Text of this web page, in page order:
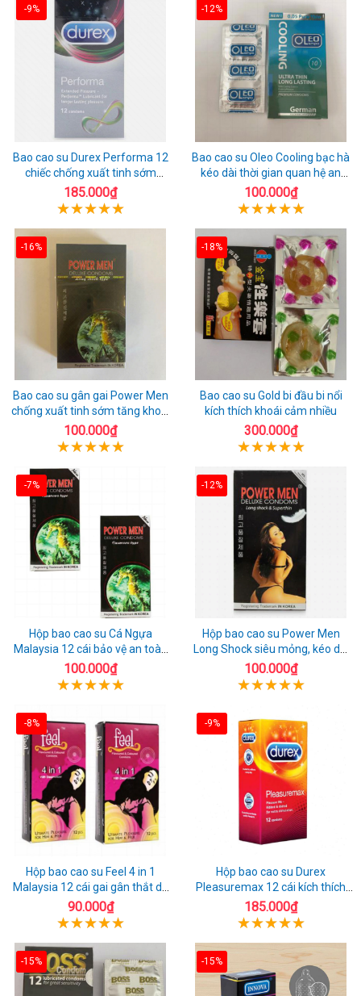
-9%
Bao cao su Durex Performa 12
chiếc chống xuất tinh sớm
chuẩn Thái Lan
185.000₫
-12%
Bao cao su Oleo Cooling bạc hà
kéo dài thời gian quan hệ an
toàn
100.000₫
-16%
Bao cao su gân gai Power Men
chống xuất tinh sớm tăng khoái
cảm
100.000₫
-18%
Bao cao su Gold bi đầu bi nổi
kích thích khoái cảm nhiều
300.000₫
-7%
Hộp bao cao su Cá Ngựa
Malaysia 12 cái bảo vệ an toàn
tuyệt đối
100.000₫
-12%
Hộp bao cao su Power Men
Long Shock siêu mỏng, kéo dài
quan hệ thoải mái
100.000₫
-8%
Hộp bao cao su Feel 4 in 1
Malaysia 12 cái gai gân thắt dễ
sử dụng
90.000₫
-9%
Hộp bao cao su Durex
Pleasuremax 12 cái kích thích
tăng khoái cảm
185.000₫
-15% -15%